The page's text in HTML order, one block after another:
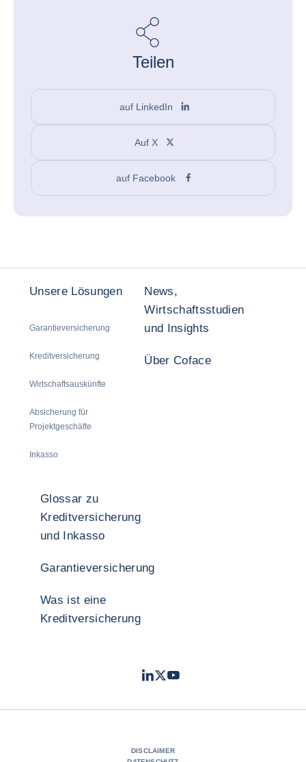
Teilen
auf LinkedIn
Auf X
auf Facebook
Unsere Lösungen
Garantieversicherung
Kreditversicherung
Wirtschaftsauskünfte
Absicherung für
Projektgeschäfte
Inkasso
News,
Wirtschaftsstudien
und Insights
Über Coface
Glossar zu
Kreditversicherung
und Inkasso
Garantieversicherung
Was ist eine
Kreditversicherung
LinkedIn
TwitterYouTube
DISCLAIMER